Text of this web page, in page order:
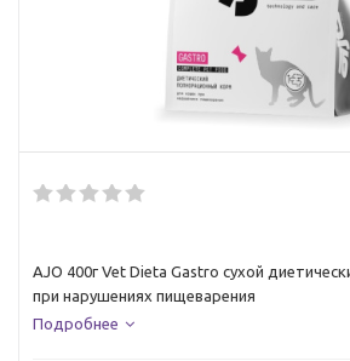
AJO 400г Vet Dieta Gastro сухой
при нарушениях пищеварения
Подробнее